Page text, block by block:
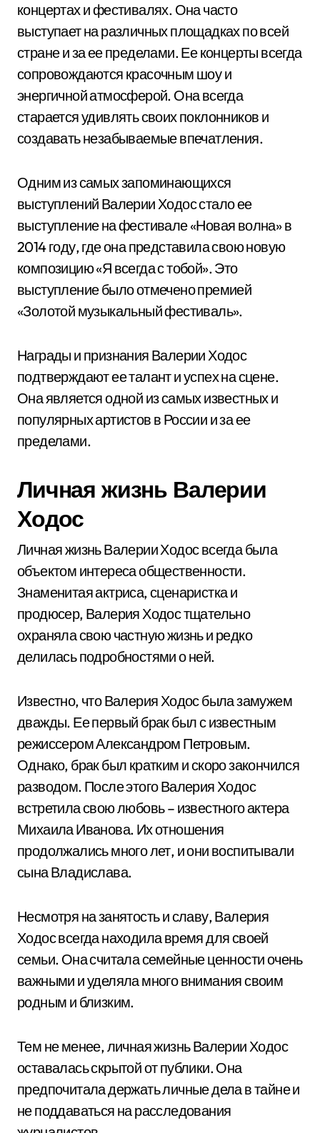
концертах и фестивалях. Она часто
выступает на различных площадках по всей
стране и за ее пределами. Ее концерты всегда
сопровождаются красочным шоу и
энергичной атмосферой. Она всегда
старается удивлять своих поклонников и
создавать незабываемые впечатления.
Одним из самых запоминающихся
выступлений Валерии Ходос стало ее
выступление на фестивале «Новая волна» в
2014 году, где она представила свою новую
композицию «Я всегда с тобой». Это
выступление было отмечено премией
«Золотой музыкальный фестиваль».
Награды и признания Валерии Ходос
подтверждают ее талант и успех на сцене.
Она является одной из самых известных и
популярных артистов в России и за ее
пределами.
Личная жизнь Валерии
Ходос
Личная жизнь Валерии Ходос всегда была
объектом интереса общественности.
Знаменитая актриса, сценаристка и
продюсер, Валерия Ходос тщательно
охраняла свою частную жизнь и редко
делилась подробностями о ней.
Известно, что Валерия Ходос была замужем
дважды. Ее первый брак был с известным
режиссером Александром Петровым.
Однако, брак был кратким и скоро закончился
разводом. После этого Валерия Ходос
встретила свою любовь – известного актера
Михаила Иванова. Их отношения
продолжались много лет, и они воспитывали
сына Владислава.
Несмотря на занятость и славу, Валерия
Ходос всегда находила время для своей
семьи. Она считала семейные ценности очень
важными и уделяла много внимания своим
родным и близким.
Тем не менее, личная жизнь Валерии Ходос
оставалась скрытой от публики. Она
предпочитала держать личные дела в тайне и
не поддаваться на расследования